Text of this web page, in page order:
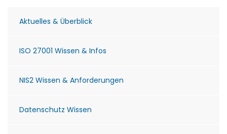
Aktuelles & Überblick
ISO 27001 Wissen & Infos
NIS2 Wissen & Anforderungen
Datenschutz Wissen